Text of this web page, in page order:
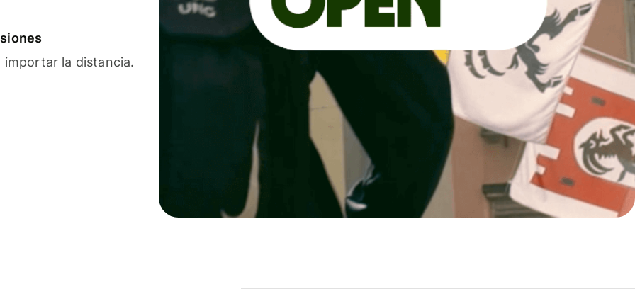
importar la distancia.